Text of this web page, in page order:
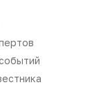
при соблюдении
на портал
с обязательной